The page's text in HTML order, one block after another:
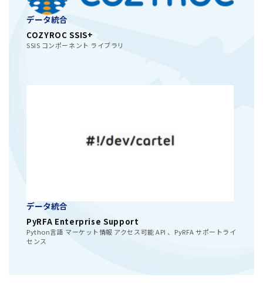
データ統合
COZYROC SSIS+
SSIS コンポーネント ライブラリ
データ統合
PyRFA Enterprise Support
Python言語 マーケット情報 アクセス可能 API 、PyRFA サポートライ
センス